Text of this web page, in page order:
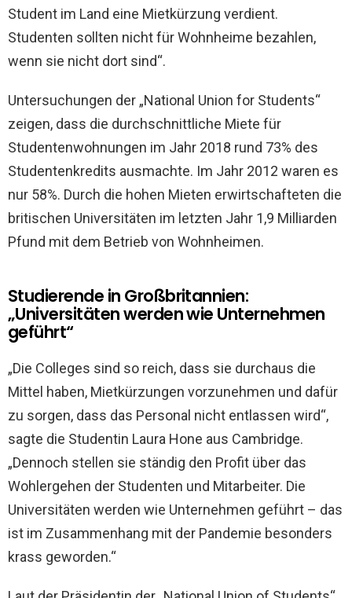
Student im Land eine Mietkürzung verdient.
Studenten sollten nicht für Wohnheime bezahlen,
wenn sie nicht dort sind“.
Untersuchungen der „National Union for Students“
zeigen, dass die durchschnittliche Miete für
Studentenwohnungen im Jahr 2018 rund 73% des
Studentenkredits ausmachte. Im Jahr 2012 waren es
nur 58%. Durch die hohen Mieten erwirtschafteten die
britischen Universitäten im letzten Jahr 1,9 Milliarden
Pfund mit dem Betrieb von Wohnheimen.
Studierende in Großbritannien:
„Universitäten werden wie Unternehmen
geführt“
„Die Colleges sind so reich, dass sie durchaus die
Mittel haben, Mietkürzungen vorzunehmen und dafür
zu sorgen, dass das Personal nicht entlassen wird“,
sagte die Studentin Laura Hone aus Cambridge.
„Dennoch stellen sie ständig den Profit über das
Wohlergehen der Studenten und Mitarbeiter. Die
Universitäten werden wie Unternehmen geführt – das
ist im Zusammenhang mit der Pandemie besonders
krass geworden.“